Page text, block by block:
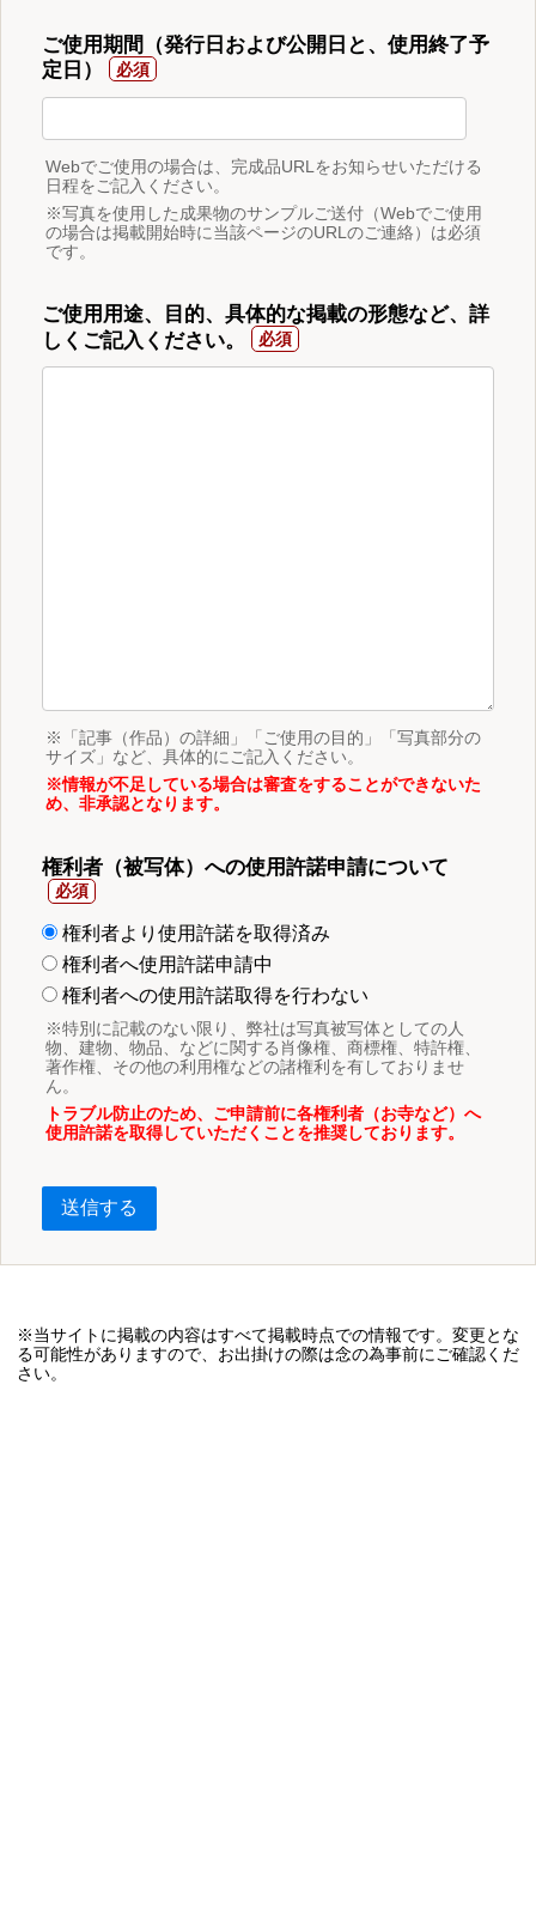
ご使用期間（発行日および公開日と、使用終了予
定日）
Webでご使用の場合は、完成品URLをお知らせいただける
日程をご記入ください。
※写真を使用した成果物のサンプルご送付（Webでご使用
の場合は掲載開始時に当該ページのURLのご連絡）は必須
です。
ご使用用途、目的、具体的な掲載の形態など、詳
しくご記入ください。
※「記事（作品）の詳細」「ご使用の目的」「写真部分の
サイズ」など、具体的にご記入ください。
※情報が不足している場合は審査をすることができないた
め、非承認となります。
権利者（被写体）への使用許諾申請について
権利者より使用許諾を取得済み
権利者へ使用許諾申請中
権利者への使用許諾取得を行わない
※特別に記載のない限り、弊社は写真被写体としての人
物、建物、物品、などに関する肖像権、商標権、特許権、
著作権、その他の利用権などの諸権利を有しておりませ
ん。
トラブル防止のため、ご申請前に各権利者（お寺など）へ
使用許諾を取得していただくことを推奨しております。
送信する
※当サイトに掲載の内容はすべて掲載時点での情報です。変更とな
る可能性がありますので、お出掛けの際は念の為事前にご確認くだ
さい。